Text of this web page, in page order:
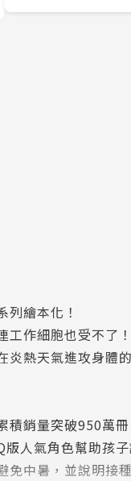
列繪本化！
作細胞也受不了！
熱天氣進攻身體的
量突破950萬冊
氣角色幫助孩子
暑，並說明接種